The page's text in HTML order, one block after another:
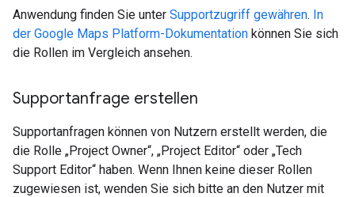
Anwendung finden Sie unter Supportzugriff gewähren. In
der Google Maps Platform-Dokumentation können Sie sich
die Rollen im Vergleich ansehen.
Supportanfrage erstellen
Supportanfragen können von Nutzern erstellt werden, die
die Rolle „Project Owner“, „Project Editor“ oder „Tech
Support Editor“ haben. Wenn Ihnen keine dieser Rollen
zugewiesen ist, wenden Sie sich bitte an den Nutzer mit